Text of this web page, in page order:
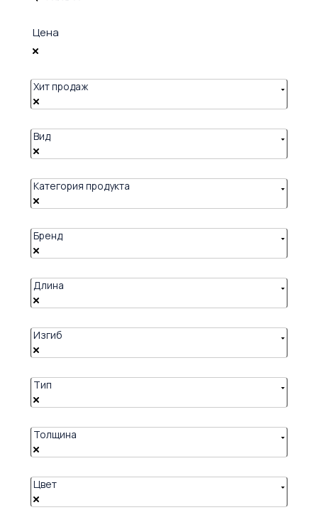
Цена
Хит продаж
Вид
Категория продукта
Бренд
Длина
Изгиб
Тип
Толщина
Цвет